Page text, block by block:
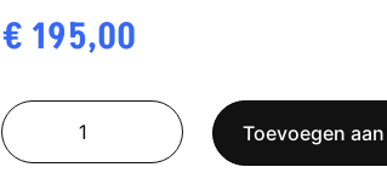
€ 195,00
Baxtran
XTI
Toevoegen